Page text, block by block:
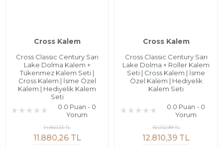
Cross Kalem
Cross Classic Century Sarı
Lake Dolma Kalem +
Tükenmez Kalem Seti |
Cross Kalem | İsme Özel
Kalem | Hediyelik Kalem
Seti
0.0 Puan - 0
Yorum
11.880,26 TL
14.850,33 TL
Cross Kalem
Cross Classic Century Sarı
Lake Dolma + Roller Kalem
Seti | Cross Kalem | İsme
Özel Kalem | Hediyelik
Kalem Seti
0.0 Puan - 0
Yorum
12.810,39 TL
16.012,99 TL